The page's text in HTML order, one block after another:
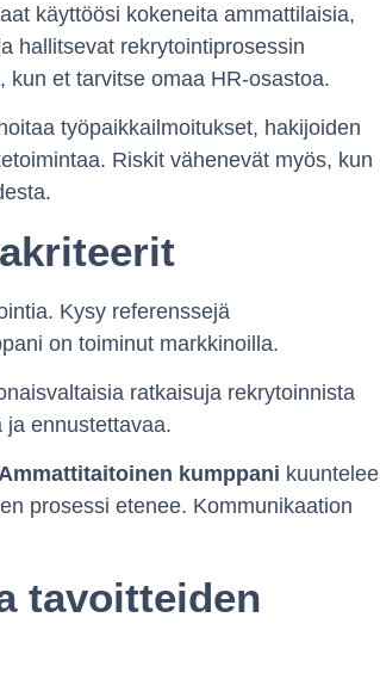
käyttöösi kokeneita ammattilaisia,
hallitsevat rekrytointiprosessin
kun et tarvitse omaa HR-osastoa.
työpaikkailmoitukset, hakijoiden
Riskit vähenevät myös, kun
Kysy referenssejä
on toiminut markkinoilla.
ratkaisuja rekrytoinnista
ja ennustettavaa.
kumppani kuuntelee
prosessi etenee. Kommunikaation
tavoitteiden